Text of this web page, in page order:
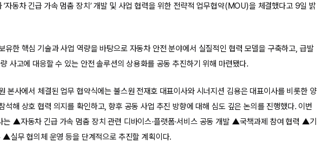
‘자동차 긴급 가속 멈춤 장치’ 개발 및 사업 협력을 위한 전략적 업무협약(MOU)을 체결했다고 9일 밝
유한 핵심 기술과 사업 역량을 바탕으로 자동차 안전 분야에서 실질적인 협력 모델을 구축하고, 급발
사고에 대응할 수 있는 안전 솔루션의 상용화를 공동 추진하기 위해 마련됐다.
본사에서 체결된 업무 협약식에는 불스원 전재호 대표이사와 시너지션 김용은 대표이사를 비롯한 양
석해 상호 협력 의지를 확인하고, 향후 공동 사업 추진 방향에 대해 심도 깊은 논의를 진행했다. 이번
는 ▲자동차 긴급 가속 멈춤 장치 관련 디바이스·플랫폼·서비스 공동 개발 ▲국책과제 참여 협력 ▲기
▲실무 협의체 운영 등을 단계적으로 추진할 계획이다.